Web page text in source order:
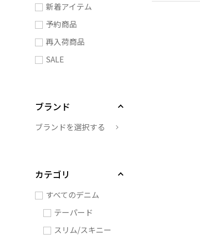
新着アイテム
予約商品
再入荷商品
SALE
ブランド
ブランドを選択する
カテゴリ
すべてのデニム
テーパード
スリム/スキニー